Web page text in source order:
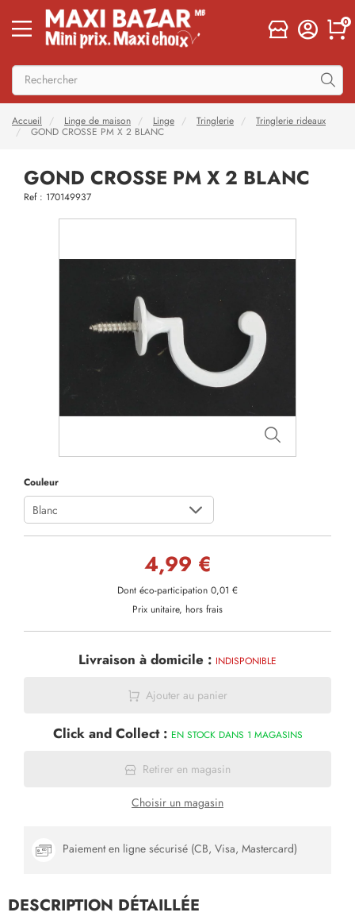
0
Accueil Linge de maison Linge Tringlerie
Tringlerie rideaux
GOND CROSSE PM X 2 BLANC
GOND CROSSE PM X 2 BLANC
Ref : 170149937
Couleur
Blanc
4,99 €
Dont éco-participation 0,01 €
Prix unitaire, hors frais
Livraison à domicile : INDISPONIBLE
Ajouter au panier
Click and Collect : EN STOCK DANS 1 MAGASINS
Retirer en magasin
Choisir un magasin
Paiement en ligne sécurisé (CB, Visa, Mastercard)
DESCRIPTION DÉTAILLÉE